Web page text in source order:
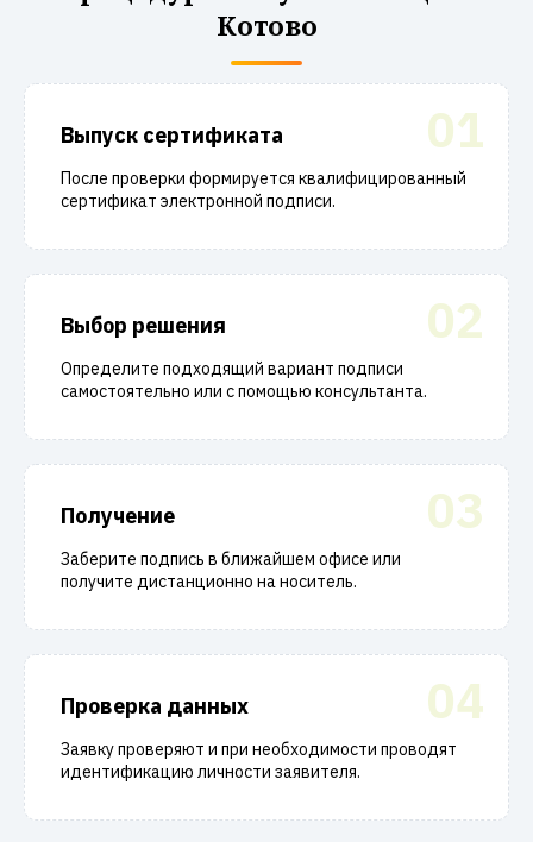
Котово
01
Выпуск сертификата
После проверки формируется квалифицированный
сертификат электронной подписи.
02
Выбор решения
Определите подходящий вариант подписи
самостоятельно или с помощью консультанта.
03
Получение
Заберите подпись в ближайшем офисе или
получите дистанционно на носитель.
04
Проверка данных
Заявку проверяют и при необходимости проводят
идентификацию личности заявителя.